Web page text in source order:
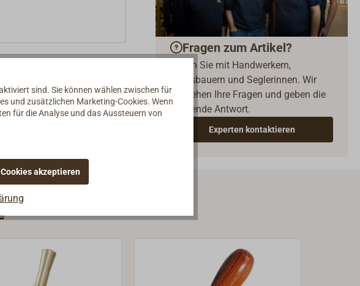
Fragen zum Artikel?
Reden Sie mit Handwerkern,
Bootsbauern und Seglerinnen. Wir
verstehen Ihre Fragen und geben die
passende Antwort.
Experten kontaktieren
sind. Sie können wählen zwischen für
und zusätzlichen Marketing-Cookies. Wenn
für die Analyse und das Aussteuern von
akzeptieren